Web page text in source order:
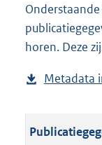
o
a
d
u
l
n
d
s
r
o
l
o
a
p
b
a
n
d
g
o
horen. Deze
Metadata